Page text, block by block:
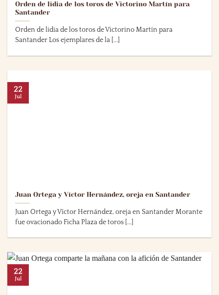
Orden de lidia de los toros de Victorino Martín para
Santander
Orden de lidia de los toros de Victorino Martín para
Santander Los ejemplares de la [...]
Juan Ortega y Víctor Hernández, oreja en Santander
Juan Ortega y Víctor Hernández, oreja en Santander Morante
fue ovacionado Ficha Plaza de toros [...]
22
Jul
22
Jul